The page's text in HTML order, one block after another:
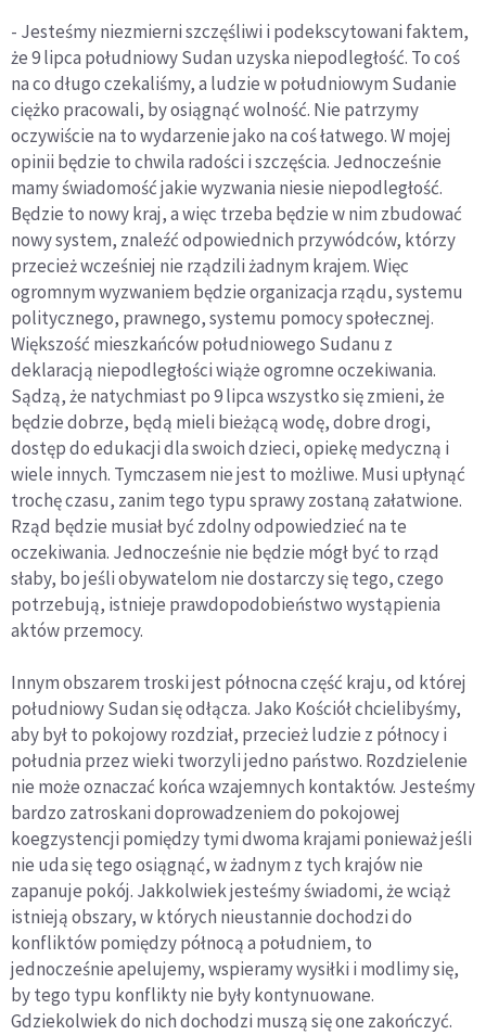
- Jesteśmy niezmierni szczęśliwi i podekscytowani faktem,
że 9 lipca południowy Sudan uzyska niepodległość. To coś
na co długo czekaliśmy, a ludzie w południowym Sudanie
ciężko pracowali, by osiągnąć wolność. Nie patrzymy
oczywiście na to wydarzenie jako na coś łatwego. W mojej
opinii będzie to chwila radości i szczęścia. Jednocześnie
mamy świadomość jakie wyzwania niesie niepodległość.
Będzie to nowy kraj, a więc trzeba będzie w nim zbudować
nowy system, znaleźć odpowiednich przywódców, którzy
przecież wcześniej nie rządzili żadnym krajem. Więc
ogromnym wyzwaniem będzie organizacja rządu, systemu
politycznego, prawnego, systemu pomocy społecznej.
Większość mieszkańców południowego Sudanu z
deklaracją niepodległości wiąże ogromne oczekiwania.
Sądzą, że natychmiast po 9 lipca wszystko się zmieni, że
będzie dobrze, będą mieli bieżącą wodę, dobre drogi,
dostęp do edukacji dla swoich dzieci, opiekę medyczną i
wiele innych. Tymczasem nie jest to możliwe. Musi upłynąć
trochę czasu, zanim tego typu sprawy zostaną załatwione.
Rząd będzie musiał być zdolny odpowiedzieć na te
oczekiwania. Jednocześnie nie będzie mógł być to rząd
słaby, bo jeśli obywatelom nie dostarczy się tego, czego
potrzebują, istnieje prawdopodobieństwo wystąpienia
aktów przemocy.
Innym obszarem troski jest północna część kraju, od której
południowy Sudan się odłącza. Jako Kościół chcielibyśmy,
aby był to pokojowy rozdział, przecież ludzie z północy i
południa przez wieki tworzyli jedno państwo. Rozdzielenie
nie może oznaczać końca wzajemnych kontaktów. Jesteśmy
bardzo zatroskani doprowadzeniem do pokojowej
koegzystencji pomiędzy tymi dwoma krajami ponieważ jeśli
nie uda się tego osiągnąć, w żadnym z tych krajów nie
zapanuje pokój. Jakkolwiek jesteśmy świadomi, że wciąż
istnieją obszary, w których nieustannie dochodzi do
konfliktów pomiędzy północą a południem, to
jednocześnie apelujemy, wspieramy wysiłki i modlimy się,
by tego typu konflikty nie były kontynuowane.
Gdziekolwiek do nich dochodzi muszą się one zakończyć.